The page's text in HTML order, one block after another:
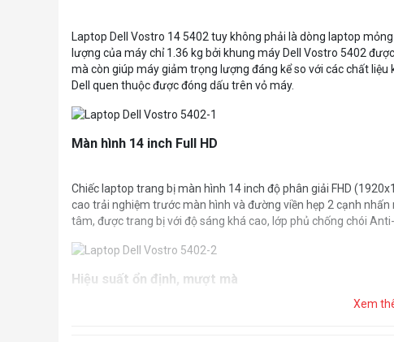
Laptop Dell Vostro 14 5402 tuy không phải là dòng laptop
lượng của máy chỉ 1.36 kg bởi khung máy Dell Vostro 5402
mà còn giúp máy giảm trọng lượng đáng kể so với các chất
Dell quen thuộc được đóng dấu trên vỏ máy.
Màn hình 14 inch Full HD
Chiếc laptop trang bị màn hình 14 inch độ phân giải FHD
cao trải nghiệm trước màn hình và đường viền hẹp 2 cạnh
tâm, được trang bị với độ sáng khá cao, lớp phủ chống chói
Hiệu suất ổn định, mượt mà
Xem